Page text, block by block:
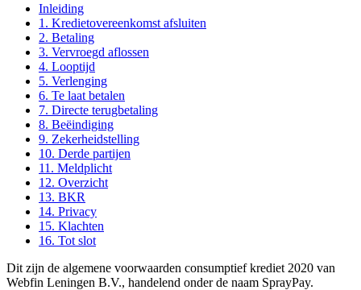
Inleiding
1. Kredietovereenkomst afsluiten
2. Betaling
3. Vervroegd aflossen
4. Looptijd
5. Verlenging
6. Te laat betalen
7. Directe terugbetaling
8. Beëindiging
9. Zekerheidstelling
10. Derde partijen
11. Meldplicht
12. Overzicht
13. BKR
14. Privacy
15. Klachten
16. Tot slot
Dit zijn de algemene voorwaarden consumptief krediet 2020 van
Webfin Leningen B.V., handelend onder de naam SprayPay.